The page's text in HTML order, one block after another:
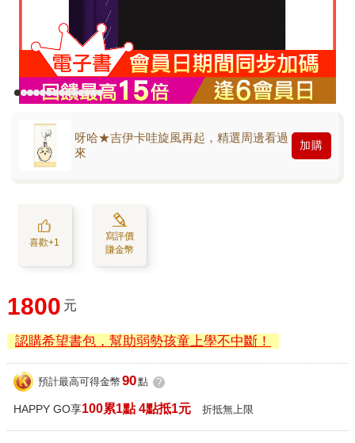
呀哈★吉伊卡哇旋風再起，精選周邊看過
來
加購
喜歡+1
寫評價
賺金幣
1800 元
認購希望書包，幫助弱勢孩童上學不中斷！
預計最高可得金幣 90點 ?
HAPPY GO享100累1點 4點抵1元 折抵無上限